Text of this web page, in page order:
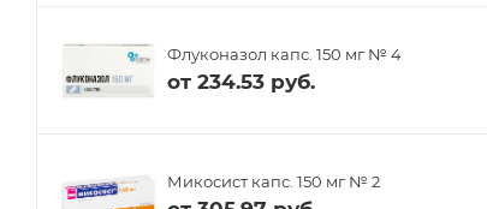
Флуконазол капс. 150 мг № 4
от 234.53 руб.
Микосист капс. 150 мг № 2